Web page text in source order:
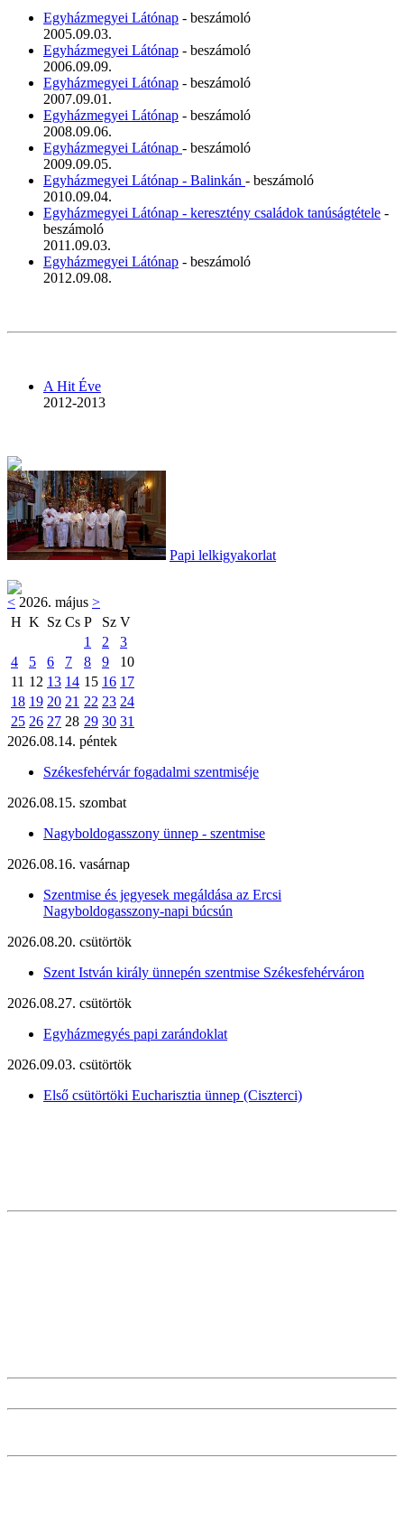
Egyházmegyei Látónap - beszámoló
2005.09.03.
Egyházmegyei Látónap - beszámoló
2006.09.09.
Egyházmegyei Látónap - beszámoló
2007.09.01.
Egyházmegyei Látónap - beszámoló
2008.09.06.
Egyházmegyei Látónap - beszámoló
2009.09.05.
Egyházmegyei Látónap - Balinkán - beszámoló
2010.09.04.
Egyházmegyei Látónap - keresztény családok tanúságtétele -
beszámoló
2011.09.03.
Egyházmegyei Látónap - beszámoló
2012.09.08.
A Hit Éve
2012-2013
Papi lelkigyakorlat
< 2026. május >
H K Sz Cs P Sz V
1
2
3
4
5 6 7 8 9
10
11 12 13 14 15 16 17
18 19 20 21 22 23 24
25 26 27 28 29 30 31
2026.08.14. péntek
Székesfehérvár fogadalmi szentmiséje
2026.08.15. szombat
Nagyboldogasszony ünnep - szentmise
2026.08.16. vasárnap
Szentmise és jegyesek megáldása az Ercsi
Nagyboldogasszony-napi búcsún
2026.08.20. csütörtök
Szent István király ünnepén szentmise Székesfehérváron
2026.08.27. csütörtök
Egyházmegyés papi zarándoklat
2026.09.03. csütörtök
Első csütörtöki Eucharisztia ünnep (Ciszterci)